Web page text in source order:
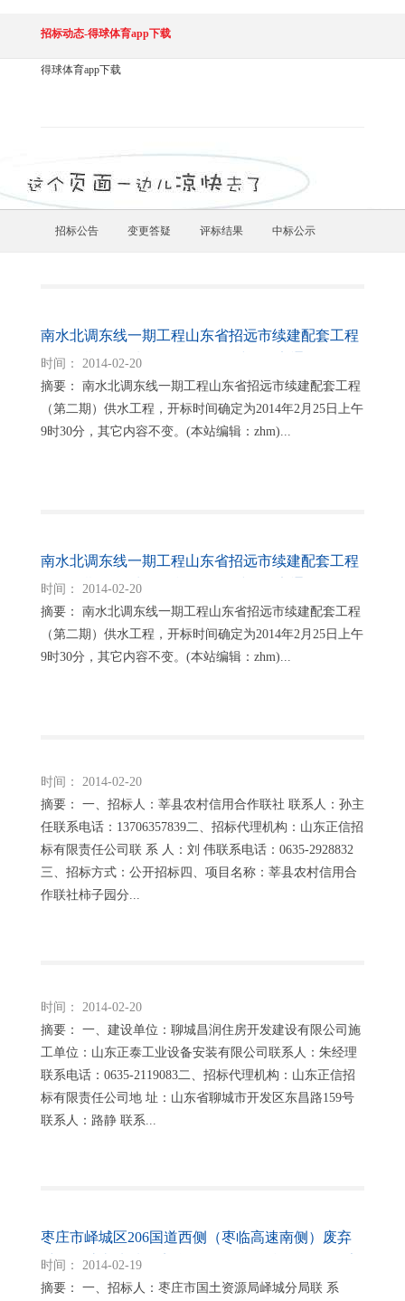
招标动态-得球体育app下载
得球体育app下载
招标公告 变更答疑 评标结果 中标公示
南水北调东线一期工程山东省招远市续建配套工程
（第二期） 供水工程监理开标时间确定通知
时间： 2014-02-20
摘要： 南水北调东线一期工程山东省招远市续建配套工程
（第二期）供水工程，开标时间确定为2014年2月25日上午
9时30分，其它内容不变。(本站编辑：zhm)...
南水北调东线一期工程山东省招远市续建配套工程
（第二期） 供水工程施工开标时间确定通知
时间： 2014-02-20
摘要： 南水北调东线一期工程山东省招远市续建配套工程
（第二期）供水工程，开标时间确定为2014年2月25日上午
9时30分，其它内容不变。(本站编辑：zhm)...
时间： 2014-02-20
摘要： 一、招标人：莘县农村信用合作联社 联系人：孙主
任联系电话：13706357839二、招标代理机构：山东正信招
标有限责任公司联 系 人：刘 伟联系电话：0635-2928832
三、招标方式：公开招标四、项目名称：莘县农村信用合
作联社柿子园分...
时间： 2014-02-20
摘要： 一、建设单位：聊城昌润住房开发建设有限公司施
工单位：山东正泰工业设备安装有限公司联系人：朱经理
联系电话：0635-2119083二、招标代理机构：山东正信招
标有限责任公司地 址：山东省聊城市开发区东昌路159号
联系人：路静 联系...
枣庄市峄城区206国道西侧（枣临高速南侧）废弃
采石场矿山地质环境治理项目监理及施工招标公告
时间： 2014-02-19
摘要： 一、招标人：枣庄市国土资源局峄城分局联 系